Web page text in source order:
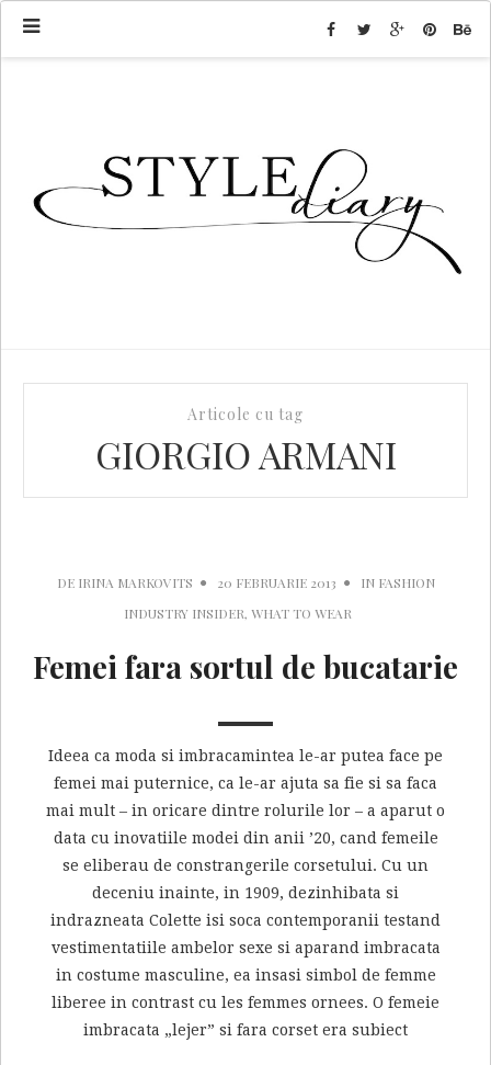
Articole cu tag
GIORGIO ARMANI
DE IRINA MARKOVITS 20 FEBRUARIE 2013 IN FASHION
INDUSTRY INSIDER, WHAT TO WEAR
Femei fara sortul de bucatarie
Ideea ca moda si imbracamintea le-ar putea face pe
femei mai puternice, ca le-ar ajuta sa fie si sa faca
mai mult – in oricare dintre rolurile lor – a aparut o
data cu inovatiile modei din anii ’20, cand femeile
se eliberau de constrangerile corsetului. Cu un
deceniu inainte, in 1909, dezinhibata si
indrazneata Colette isi soca contemporanii testand
vestimentatiile ambelor sexe si aparand imbracata
in costume masculine, ea insasi simbol de femme
liberee in contrast cu les femmes ornees. O femeie
imbracata „lejer” si fara corset era subiect